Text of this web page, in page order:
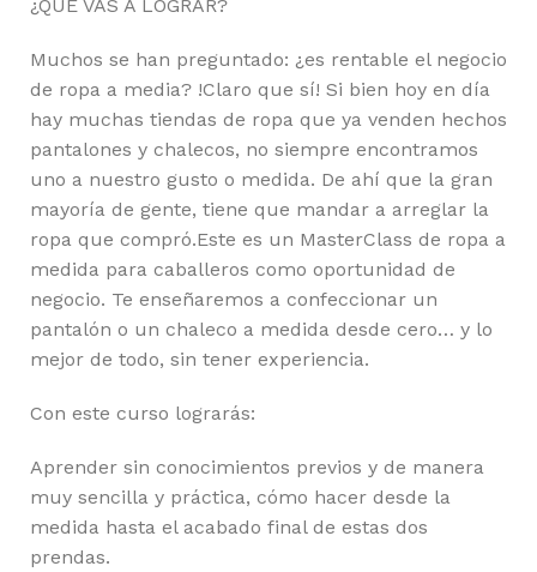
¿QUÉ VAS A LOGRAR?
Muchos se han preguntado: ¿es rentable el negocio
de ropa a media? !Claro que sí! Si bien hoy en día
hay muchas tiendas de ropa que ya venden hechos
pantalones y chalecos, no siempre encontramos
uno a nuestro gusto o medida. De ahí que la gran
mayoría de gente, tiene que mandar a arreglar la
ropa que compró.Este es un MasterClass de ropa a
medida para caballeros como oportunidad de
negocio. Te enseñaremos a confeccionar un
pantalón o un chaleco a medida desde cero… y lo
mejor de todo, sin tener experiencia.
Con este curso lograrás:
Aprender sin conocimientos previos y de manera
muy sencilla y práctica, cómo hacer desde la
medida hasta el acabado final de estas dos
prendas.